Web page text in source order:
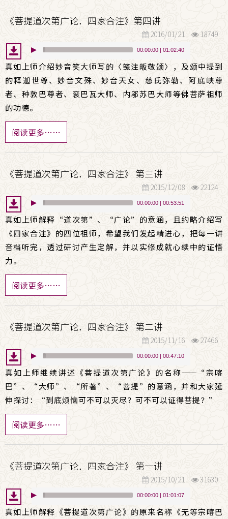
《菩提道次第广论．四家合注》第四讲
2016/01/21 18749
00:00:00 | 01:02:40
真如上师介绍妙音笑大师写的〈笺注皈敬颂〉，及颂中提到
的释迦世尊、妙音文殊、妙音天女、慈氏弥勒、阿底峡尊
者、种敦巴尊者、衮巴瓦大师、内邬苏巴大师等佛菩萨祖师
的功德。
阅读更多……
《菩提道次第广论．四家合注》 第三讲
2015/12/08 22124
00:00:00 | 00:53:51
真如上师解释“道次第”、“广论”的意涵，且约略介绍写
《四家合注》的四位祖师，希望我们发起精进心，把每一讲
音档听完，透过研讨产生定解，并以实修成就心续中的证悟
力。
阅读更多……
《菩提道次第广论．四家合注》 第二讲
2015/11/16 27466
00:00:00 | 00:47:10
真如上师继续讲述《菩提道次第广论》的名称—— “宗喀
巴”、“大师”、“所著”、“菩提”的意涵，并和大家延
伸探讨：“到底烦恼可不可以灭尽？可不可以证得菩提？”
阅读更多……
《菩提道次第广论．四家合注》 第一讲
2015/10/21 31630
00:00:00 | 01:01:07
真如上师解释《菩提道次第广论》的原来名称《无等宗喀巴